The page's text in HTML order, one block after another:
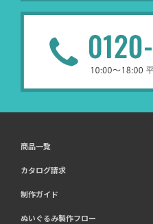
商品一覧
カタログ請求
制作ガイド
ぬいぐるみ製作フロー